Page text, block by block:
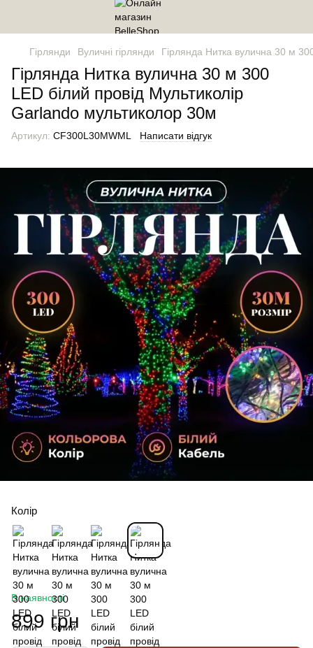
Гірлянди Вуличні гірлянди Гірлянда Нитка вулична 30 м
Гірлянда Нитка вулична 30 м 300
LED білий провід Мультиколір
Garlando мультиколор 30м
Артикул: CF300L30MWML Написати відгук
Колір
В наявності
899 грн